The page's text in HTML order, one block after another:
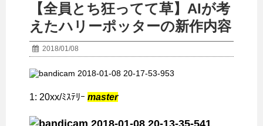
【全員とち狂ってて草】AIが考
えたハリーポッターの新作内容
2018/01/08
1: 20xx/ﾐｽﾃﾘｰ master